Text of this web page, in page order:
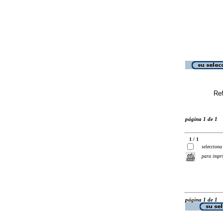
página 1 de 1
1 / 1
selecciona
para
página 1 de 1